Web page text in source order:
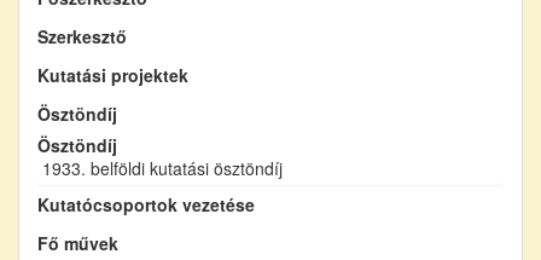
Szerkesztő
Kutatási projektek
Ösztöndíj
Ösztöndíj
1933. belföldi kutatási ösztöndíj
Kutatócsoportok vezetése
Fő művek